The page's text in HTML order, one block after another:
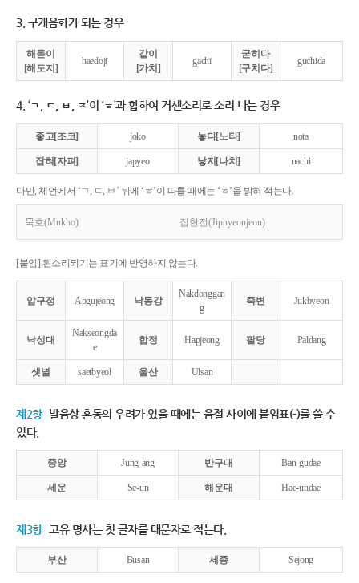
3. 구개음화가 되는 경우
해돋이
[해도지]
haedoji
같이
[가치]
gachi
굳히다
[구치다]
guchida
4. ‘ㄱ, ㄷ, ㅂ, ㅈ’이 ‘ㅎ’과 합하여 거센소리로 소리 나는 경우
좋고[조코] joko 놓다[노타] nota
잡혀[자펴] japyeo 낳지[나치] nachi
다만, 체언에서 ‘ㄱ, ㄷ, ㅂ’ 뒤에 ‘ㅎ’이 따를 때에는 ‘ㅎ’을 밝혀 적는다.
묵호(Mukho) 집현전(Jiphyeonjeon)
[붙임] 된소리되기는 표기에 반영하지 않는다.
압구정 Apgujeong 낙동강
Nakdonggan
g
죽변 Jukbyeon
낙성대
Nakseongda
e
합정 Hapjeong 팔당 Paldang
샛별 saetbyeol 울산 Ulsan
제2항 발음상 혼동의 우려가 있을 때에는 음절 사이에 붙임표(-)를 쓸 수
있다.
중앙 Jung-ang 반구대 Ban-gudae
세운 Se-un 해운대 Hae-undae
제3항 고유 명사는 첫 글자를 대문자로 적는다.
부산 Busan 세종 Sejong